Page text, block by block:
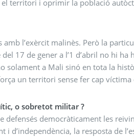
territori i oprimir la població
l’exèrcit malinès. Però la
17 de gener a l’1 d’abril no hi
solament a Mali sinó en tota la
un territori sense fer cap víctima
o sobretot militar ?
democràticament les
d’independència, la resposta de